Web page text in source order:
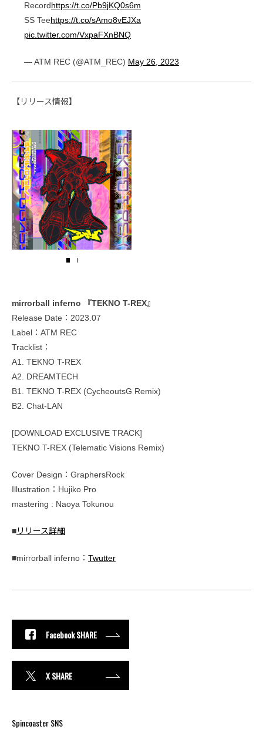
Recordhttps://t.co/Pb9jKQ0s6m
SS Teehttps://t.co/sAmo8vEJXa
pic.twitter.com/VxpaFXnBNQ
— ATM REC (@ATM_REC) May 26, 2023
【リリース情報】
mirrorball inferno 『TEKNO T-REX』
Release Date：2023.07
Label：ATM REC
Tracklist：
A1. TEKNO T-REX
A2. DREAMTECH
B1. TEKNO T-REX (CycheoutsG Remix)
B2. Chat-LAN
[DOWNLOAD EXCLUSIVE TRACK]
TEKNO T-REX (Telematic Visions Remix)
Cover Design：GraphersRock
Illustration：Hujiko Pro
mastering : Naoya Tokunou
■リリース詳細
■mirrorball inferno： Twutter
Facebook SHARE
X SHARE
Spincoaster SNS